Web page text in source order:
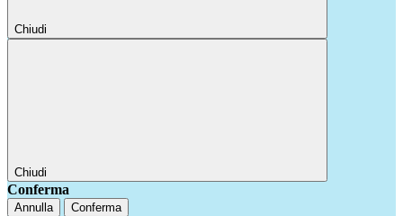
Chiudi
Chiudi
Conferma
Annulla Conferma